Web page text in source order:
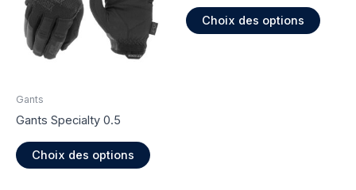
Gants
Gants Specialty 0.5
Choix des options
produit
Choix des options